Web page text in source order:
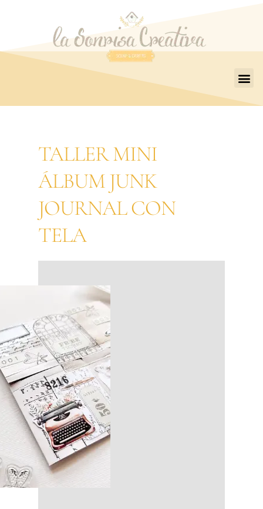
TALLER MINI
ÁLBUM JUNK
JOURNAL CON
TELA